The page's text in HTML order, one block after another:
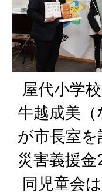
屋代小学
牛越成美
が市長室
災害義援
同児童会